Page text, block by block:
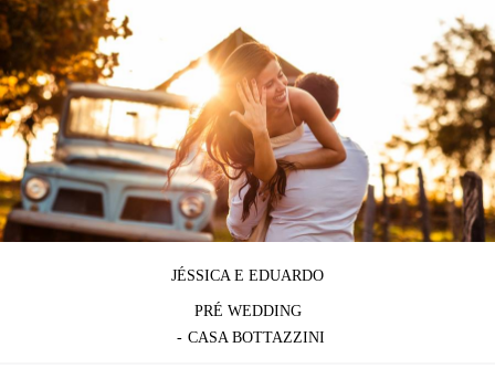
JÉSSICA E EDUARDO
PRÉ WEDDING
CASA BOTTAZZINI